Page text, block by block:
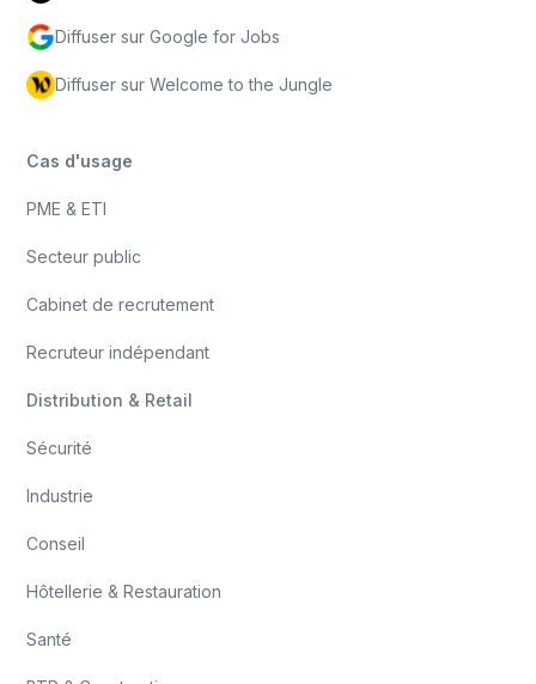
Diffuser sur Google for Jobs
Diffuser sur Welcome to the Jungle
Cas d'usage
PME & ETI
Secteur public
Cabinet de recrutement
Recruteur indépendant
Distribution & Retail
Sécurité
Industrie
Conseil
Hôtellerie & Restauration
Santé